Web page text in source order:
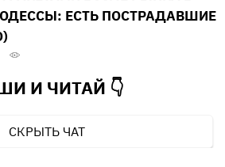
ЕСТЬ ПОСТРАДАВШИЕ
И ЧИТАЙ 👇
СКРЫТЬ ЧАТ